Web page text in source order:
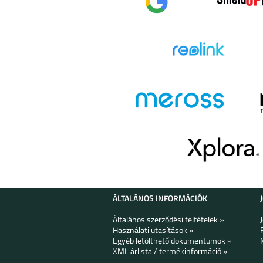
ÁLTALÁNOS INFORMÁCIÓK
Általános szerződési feltételek »
Használati utasítások »
Egyéb letölthető dokumentumok »
XML árlista / termékinformáció »